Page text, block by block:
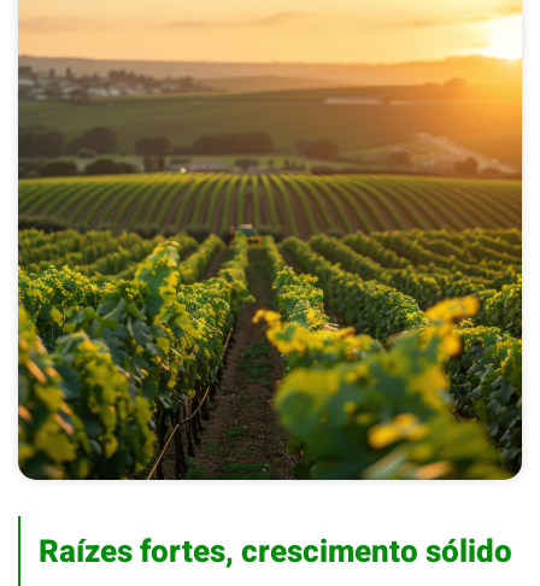
Raízes fortes, crescimento sólido